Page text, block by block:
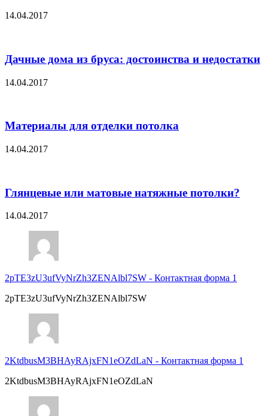
14.04.2017
Дачные дома из бруса: достоинства и недостатки
14.04.2017
Материалы для отделки потолка
14.04.2017
Глянцевые или матовые натяжные потолки?
14.04.2017
2pTE3zU3ufVyNrZh3ZENAlbl7SW - Контактная форма 1
2pTE3zU3ufVyNrZh3ZENAlbl7SW
2KtdbusM3BHAyRAjxFN1eOZdLaN - Контактная форма 1
2KtdbusM3BHAyRAjxFN1eOZdLaN